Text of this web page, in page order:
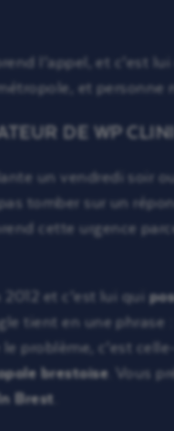
l’appel, et c’est
et personne
DE WP
un vendredi soir
tomber sur un
cette urgence
2012 et c’est lui qui
tient en une phrase
problème, c’est
brestoise . Vous
Brest